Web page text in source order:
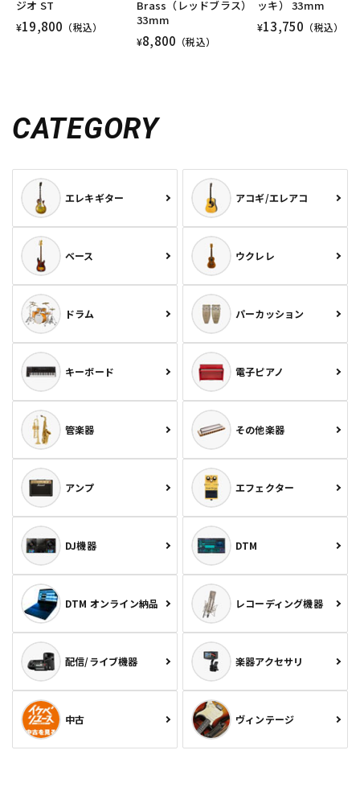
ジオ ST
¥19,800 （税込）
Brass（レッドブラス）
33mm
¥8,800 （税込）
ッキ） 33mm
¥13,750 （税込）
CATEGORY
エレキギター アコギ/エレアコ
ベース ウクレレ
ドラム パーカッション
キーボード 電子ピアノ
管楽器 その他楽器
アンプ エフェクター
DJ機器 DTM
DTM オンライン納品 レコーディング機器
配信/ライブ機器 楽器アクセサリ
中古 ヴィンテージ